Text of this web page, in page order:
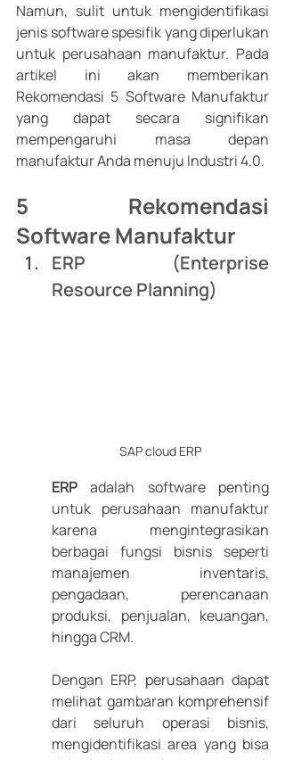
Namun, sulit untuk mengidentifikasi
jenis software spesifik yang diperlukan
untuk perusahaan manufaktur. Pada
artikel ini akan memberikan
Rekomendasi 5 Software Manufaktur
yang dapat secara signifikan
mempengaruhi masa depan
manufaktur Anda menuju Industri 4.0.
5 Rekomendasi
Software Manufaktur
ERP (Enterprise
Resource Planning)
SAP cloud ERP
ERP adalah software penting
untuk perusahaan manufaktur
karena mengintegrasikan
berbagai fungsi bisnis seperti
manajemen inventaris,
pengadaan, perencanaan
produksi, penjualan, keuangan,
hingga CRM.
Dengan ERP, perusahaan dapat
melihat gambaran komprehensif
dari seluruh operasi bisnis,
mengidentifikasi area yang bisa